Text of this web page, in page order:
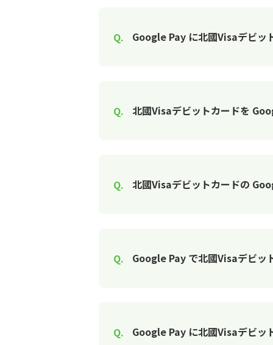
Google Pay に北國Visaデビッ
北國Visaデビットカードを
北國Visaデビットカードの
Google Pay で北國Visaデビッ
Google Pay に北國Visaデビッ